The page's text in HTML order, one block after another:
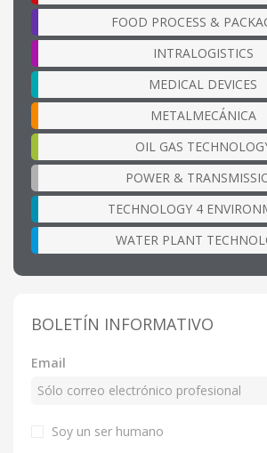
FOOD PROCESS &
INTRALOGISTICS
MEDICAL DEVICES
METALMECÁNICA
OIL GAS
POWER &
TECHNOLOGY 4
WATER PLANT
BOLETÍN INFORMATIVO
Email
Soy un ser humano